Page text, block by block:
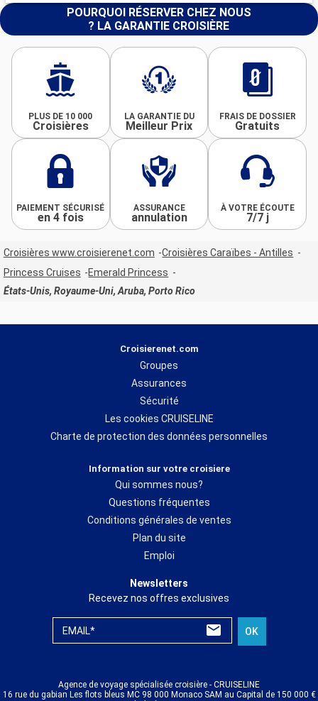
POURQUOI RÉSERVER CHEZ NOUS
? LA GARANTIE CROISIÈRE
PLUS DE 10 000
Croisières
LA GARANTIE DU
Meilleur Prix
FRAIS DE DOSSIER
Gratuits
PAIEMENT SÉCURISÉ
en 4 fois
ASSURANCE
annulation
À VOTRE ÉCOUTE
7/7 j
Croisières www.croisierenet.com
Croisières Caraïbes - Antilles
Princess Cruises
Emerald Princess
États-Unis, Royaume-Uni, Aruba, Porto Rico
Croisierenet.com
Groupes
Assurances
Sécurité
Les cookies CRUISELINE
Charte de protection des données personnelles
Information sur votre croisiere
Qui sommes nous?
Questions fréquentes
Conditions générales de ventes
Plan du site
Emploi
Newsletters
Recevez nos offres exclusives
EMAIL* OK
Agence de voyage spécialisée croisière - CRUISELINE
16 rue du gabian Les flots bleus MC 98 000 Monaco SAM au Capital de 150 000 €